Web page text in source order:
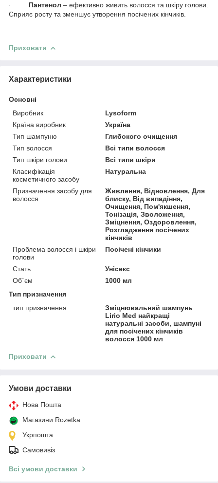
· Пантенол – ефективно живить волосся та шкіру голови.
Сприяє росту та зменшує утворення посічених кінчиків.
Приховати
Характеристики
Основні
Виробник
Lysoform
Країна виробник
Україна
Тип шампуню
Глибокого очищення
Тип волосся
Всі типи волосся
Тип шкіри голови
Всі типи шкіри
Класифікація
косметичного засобу
Натуральна
Призначення засобу для
волосся
Живлення, Відновлення, Для
блиску, Від випадіння,
Очищення, Пом'якшення,
Тонізація, Зволоження,
Зміцнення, Оздоровлення,
Розгладження посічених
кінчиків
Проблема волосся і шкіри
голови
Посічені кінчики
Стать
Унісекс
Об`єм
1000 мл
Тип призначення
тип призначення
Зміцнювальний шампунь
Lirio Med найкращі
натуральні засоби, шампуні
для посічених кінчиків
волосся 1000 мл
Приховати
Умови доставки
Нова Пошта
Магазини Rozetka
Укрпошта
Самовивіз
Всі умови доставки